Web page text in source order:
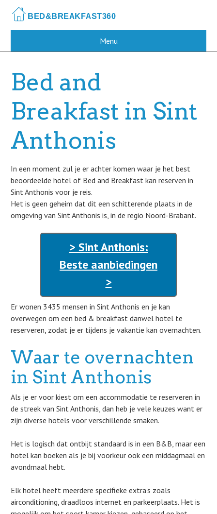
main
Menu
Bed and
Breakfast in Sint
Anthonis
In een moment zul je er achter komen waar je het best
beoordeelde hotel of Bed and Breakfast kan reserven in
Sint Anthonis voor je reis.
Het is geen geheim dat dit een schitterende plaats in de
omgeving van Sint Anthonis is, in de regio Noord-Brabant.
> Sint Anthonis:
Beste aanbiedingen
>
Er wonen 3435 mensen in Sint Anthonis en je kan
overwegen om een bed & breakfast danwel hotel te
reserveren, zodat je er tijdens je vakantie kan overnachten.
Waar te overnachten
in Sint Anthonis
Als je er voor kiest om een accommodatie te reserveren in
de streek van Sint Anthonis, dan heb je vele keuzes want er
zijn diverse hotels voor verschillende smaken.
Het is logisch dat ontbijt standaard is in een B&B, maar een
hotel kan boeken als je bij voorkeur ook een middagmaal en
avondmaal hebt.
Elk hotel heeft meerdere specifieke extra’s zoals
airconditioning, draadloos internet en parkeerplaats. Het is